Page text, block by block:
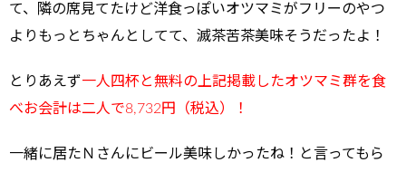
て、隣の席見てたけど洋食っぽいオツマミがフリーのやつ
よりもっとちゃんとしてて、滅茶苦茶美味そうだったよ！
とりあえず一人四杯と無料の上記掲載したオツマミ群を食
べお会計は二人で8,732円（税込）！
一緒に居たＮさんにビール美味しかったね！と言ってもら